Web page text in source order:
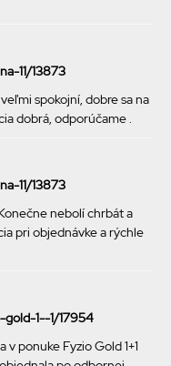
11/13873
spokojní, dobre sa na
dobrá, odporúčame .
11/13873
nebolí chrbát a
pri objednávke a rýchle
1--1/17954
ponuke Fyzio Gold 1+1